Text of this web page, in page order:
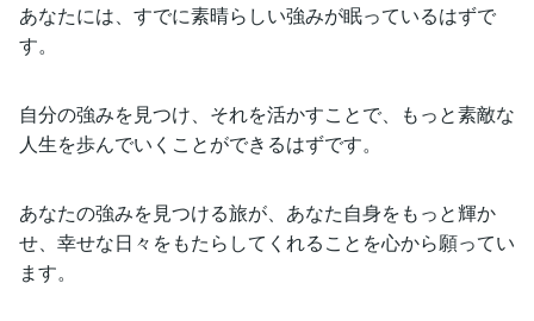
あなたには、すでに素晴らしい強みが眠っているはずで
す。
自分の強みを見つけ、それを活かすことで、もっと素敵な
人生を歩んでいくことができるはずです。
あなたの強みを見つける旅が、あなた自身をもっと輝か
せ、幸せな日々をもたらしてくれることを心から願ってい
ます。